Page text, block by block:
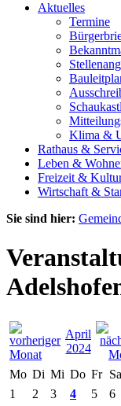
Aktuelles
Termine
Schaukastl
Klima &
Rathaus &
Leben &
Freizeit &
Wirtschaft &
Sie sind hier:
April
2024
Mo Di Mi Do Fr Sa
1
2 3 4 5 6